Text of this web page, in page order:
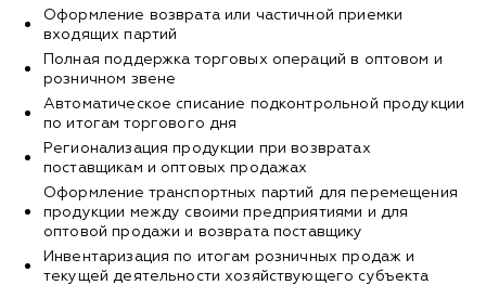
Оформление возврата или частичной приемки
входящих партий
Полная поддержка торговых операций в оптовом и
розничном звене
Автоматическое списание подконтрольной продукции
по итогам торгового дня
Регионализация продукции при возвратах
поставщикам и оптовых продажах
Оформление транспортных партий для перемещения
продукции между своими предприятиями и для
оптовой продажи и возврата поставщику
Инвентаризация по итогам розничных продаж и
текущей деятельности хозяйствующего субъекта